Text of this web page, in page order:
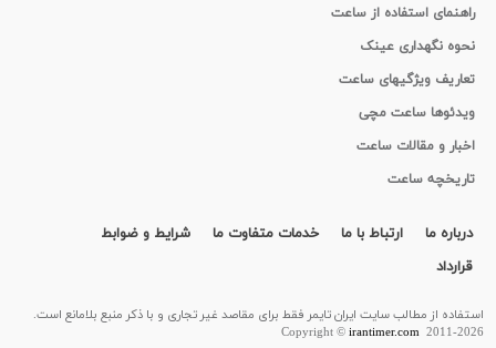
راهنمای استفاده از ساعت
نحوه نگهداری عینک
تعاریف ویژگیهای ساعت
ویدئوها ساعت مچی
اخبار و مقالات ساعت
تاریخچه ساعت
درباره ما ارتباط با ما خدمات متفاوت ما
شرایط و ضوابط
قرارداد
استفاده از مطالب سايت ایران تایمر فقط برای مقاصد غیر تجاری و با ذکر منبع بلامانع است.
Copyright ©irantimer.com2011-2026